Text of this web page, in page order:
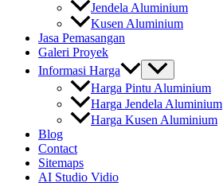
Jendela Aluminium
Kusen Aluminium
Jasa Pemasangan
Galeri Proyek
Informasi Harga
Harga Pintu Aluminium
Harga Jendela Aluminium
Harga Kusen Aluminium
Blog
Contact
Sitemaps
AI Studio Vidio